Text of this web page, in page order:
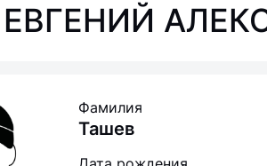
Фамилия
Ташев